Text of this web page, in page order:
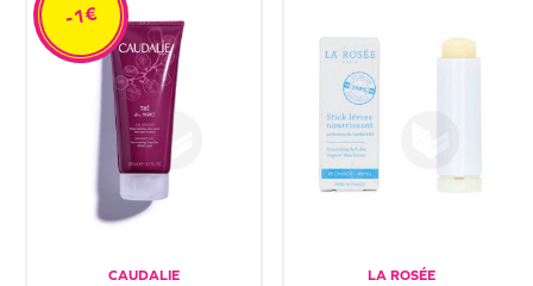
CAUDALIE
-1€
LA ROSÉE